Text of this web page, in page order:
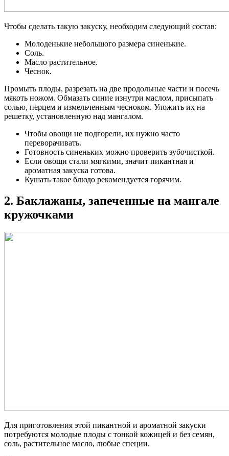
Чтобы сделать такую закуску, необходим следующий состав:
Молоденькие небольшого размера синенькие.
Соль.
Масло растительное.
Чеснок.
Промыть плоды, разрезать на две продольные части и посечь
мякоть ножом. Обмазать синие изнутри маслом, присыпать
солью, перцем и измельченным чесноком. Уложить их на
решетку, установленную над мангалом.
Чтобы овощи не подгорели, их нужно часто
переворачивать.
Готовность синеньких можно проверить зубочисткой.
Если овощи стали мягкими, значит пикантная и
ароматная закуска готова.
Кушать такое блюдо рекомендуется горячим.
2. Баклажаны, запеченные на мангале
кружочками
Для приготовления этой пикантной и ароматной закуски
потребуются молодые плоды с тонкой кожицей и без семян,
соль, растительное масло, любые специи.